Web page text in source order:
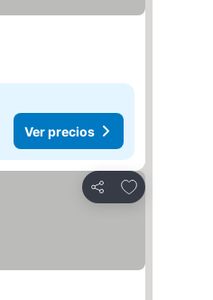
Ver precios
Compartir
Agregar a